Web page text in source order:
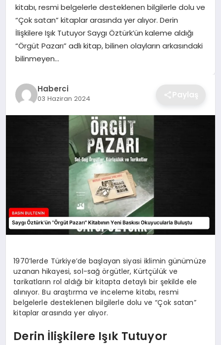
YAŞAM
GÜNDEM
kitabı, resmi belgelerle desteklenen bilgilerle dolu ve
“Çok satan” kitaplar arasında yer alıyor. Derin
İlişkilere Işık Tutuyor Saygı Öztürk’ün kaleme aldığı
“Örgüt Pazarı” adlı kitap, bilinen olayların arkasındaki
bilinmeyen…
Haberci
03 Haziran 2024 Paylaş
1970’lerde Türkiye’de başlayan siyasi iklimin günümüze
uzanan hikayesi, sol-sağ örgütler, Kürtçülük ve
tarikatların rol aldığı bir kitapta detaylı bir şekilde ele
alınıyor. Bu araştırma ve inceleme kitabı, resmi
belgelerle desteklenen bilgilerle dolu ve “Çok satan”
kitaplar arasında yer alıyor.
Derin İlişkilere Işık Tutuyor